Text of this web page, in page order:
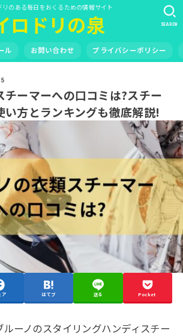
リのある毎日をおくるための情報サイト
ロドリの泉
ル お問い合わせ プライバシーポリシー
SEARCH
チーマーへの口コミは?スチー
い方とランキングも徹底解説!
ア はてブ 送る Pocket
ルーノのスタイリングハンディスチー